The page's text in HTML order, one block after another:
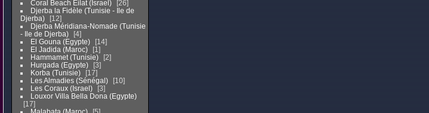
Coral Beach Eilat (Israel)
26
Djerba la Fidèle (Tunisie - Ile de
Djerba)
12
Djerba Méridiana-Nomade (Tunisie
- Ile de Djerba)
4
El Gouna (Egypte)
14
El Jadida (Maroc)
1
Hammamet (Tunisie)
2
Hurgada (Egypte)
3
Korba (Tunisie)
17
Les Almadies (Sénégal)
10
Les Coraux (Israel)
3
Louxor Villa Bella Dona (Egypte)
17